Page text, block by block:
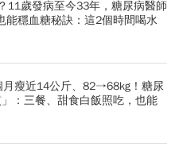
11歲發病至今33年，糖尿病醫師
能穩血糖秘訣：這2個時間喝水
月瘦近14公斤、82→68kg！糖尿
：三餐、甜食白飯照吃，也能